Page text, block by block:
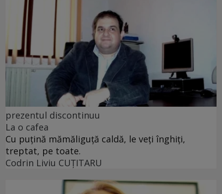
prezentul discontinuu
La o cafea
Cu puţină mămăliguţă caldă, le veţi înghiţi,
treptat, pe toate.
Codrin Liviu CUŢITARU